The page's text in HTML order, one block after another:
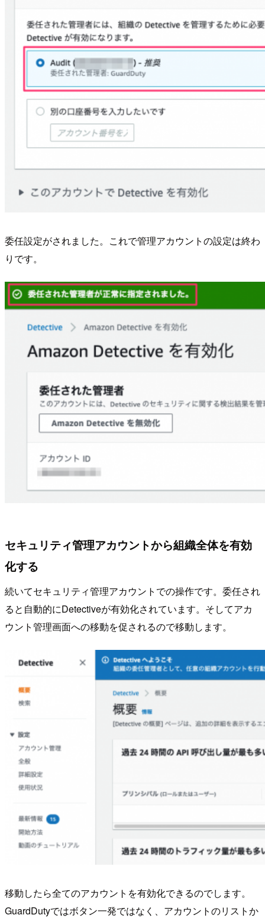
委任設定がされました。これで管理アカウントの設定は終わ
りです。
セキュリティ管理アカウントから組織全体を有効
化する
続いてセキュリティ管理アカウントでの操作です。委任され
ると自動的にDetectiveが有効化されています。そしてアカ
ウント管理画面への移動を促されるので移動します。
移動したら全てのアカウントを有効化できるのでします。
GuardDutyではボタン一発ではなく、アカウントのリストか